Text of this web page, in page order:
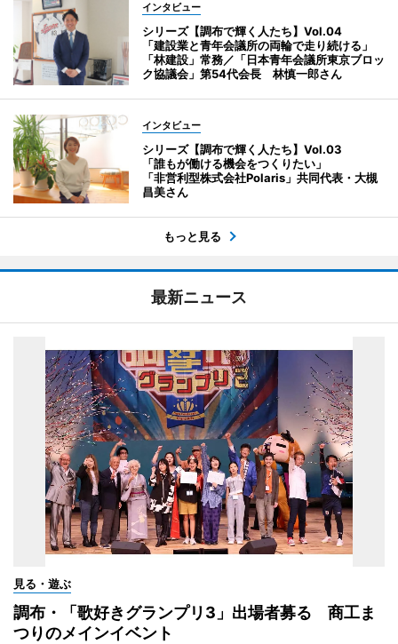
インタビュー
シリーズ【調布で輝く人たち】Vol.04
「建設業と青年会議所の両輪で走り続ける」
「林建設」常務／「日本青年会議所東京ブロッ
ク協議会」第54代会長 林慎一郎さん
インタビュー
シリーズ【調布で輝く人たち】Vol.03
「誰もが働ける機会をつくりたい」
「非営利型株式会社Polaris」共同代表・大槻
昌美さん
もっと見る
最新ニュース
見る・遊ぶ
調布・「歌好きグランプリ3」出場者募る 商工ま
つりのメインイベント